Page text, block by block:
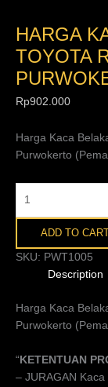
HARGA
TOYOTA
Rp902.000
Harga Kaca
Purwokerto
ADD TO
SKU: PWT1005
Description
Harga Kaca
Purwokerto
“KETENTUAN
– JURAGAN